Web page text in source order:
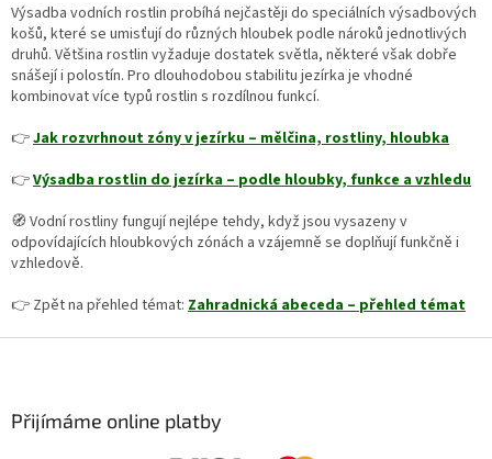
Výsadba vodních rostlin probíhá nejčastěji do speciálních výsadbových
košů, které se umisťují do různých hloubek podle nároků jednotlivých
druhů. Většina rostlin vyžaduje dostatek světla, některé však dobře
snášejí i polostín. Pro dlouhodobou stabilitu jezírka je vhodné
kombinovat více typů rostlin s rozdílnou funkcí.
👉Jak rozvrhnout zóny v jezírku – mělčina, rostliny, hloubka
👉Výsadba rostlin do jezírka – podle hloubky, funkce a vzhledu
🧭 Vodní rostliny fungují nejlépe tehdy, když jsou vysazeny v
odpovídajících hloubkových zónách a vzájemně se doplňují funkčně i
vzhledově.
👉 Zpět na přehled témat: Zahradnická abeceda – přehled témat
Přijímáme online platby